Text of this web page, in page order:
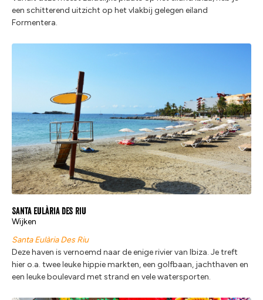
een schitterend uitzicht op het vlakbij gelegen eiland
Formentera.
Santa Eulària des Riu
Wijken
Santa Eulària Des Riu
Deze haven is vernoemd naar de enige rivier van Ibiza. Je treft
hier o.a. twee leuke hippie markten, een golfbaan, jachthaven en
een leuke boulevard met strand en vele watersporten.